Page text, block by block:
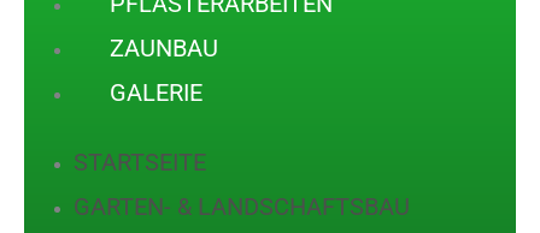
ZAUNBAU
GALERIE
STARTSEITE
GARTEN- & LANDSCHAFTSBAU